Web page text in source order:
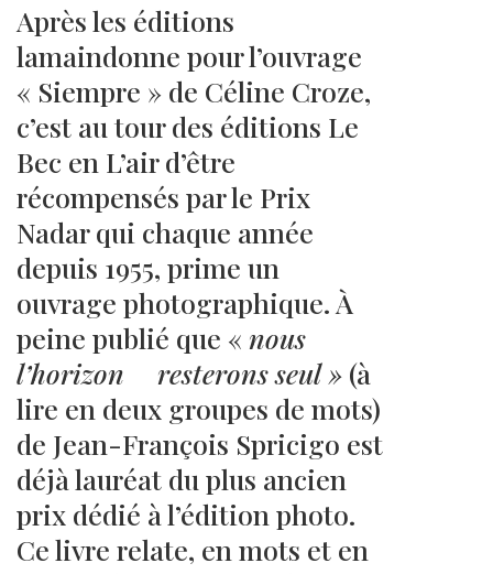
Après les éditions
lamaindonne pour l’ouvrage
« Siempre » de Céline Croze,
c’est au tour des éditions Le
Bec en L’air d’être
récompensés par le Prix
Nadar qui chaque année
depuis 1955, prime un
ouvrage photographique. À
peine publié que « nous
l’horizon resterons seul » (à
lire en deux groupes de mots)
de Jean-François Spricigo est
déjà lauréat du plus ancien
prix dédié à l’édition photo.
Ce livre relate, en mots et en